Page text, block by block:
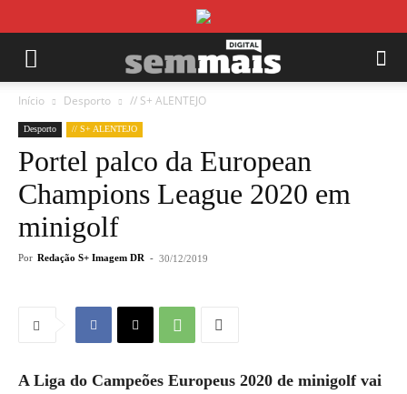
Início Desporto // S+ ALENTEJO
Desporto // S+ ALENTEJO
Portel palco da European
Champions League 2020 em
minigolf
Por Redação S+ Imagem DR - 30/12/2019
A Liga do Campeões Europeus 2020 de minigolf vai